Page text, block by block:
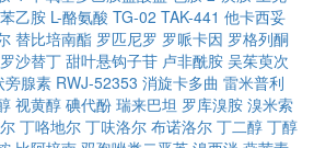
乙胺 L-酪氨酸 TG-02 TAK-441 他卡西妥
替比培南酯 罗匹尼罗 罗哌卡因 罗格列酮
罗沙替丁 甜叶悬钩子苷 卢非酰胺 吴茱萸次
旁腺素 RWJ-52353 消旋卡多曲 雷米普利
视黄醇 碘代酚 瑞来巴坦 罗库溴胺 溴米索
丁咯地尔 丁呋洛尔 布诺洛尔 丁二醇 丁醇